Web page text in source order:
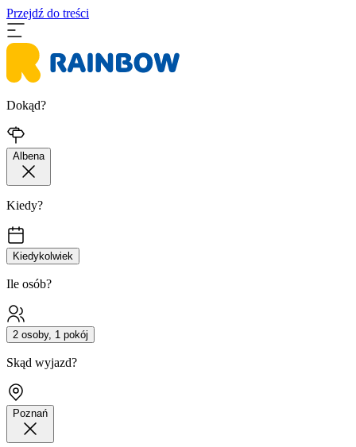
Przejdź do treści
Dokąd?
Albena
Kiedy?
Kiedykolwiek
Ile osób?
2 osoby, 1 pokój
Skąd wyjazd?
Poznań